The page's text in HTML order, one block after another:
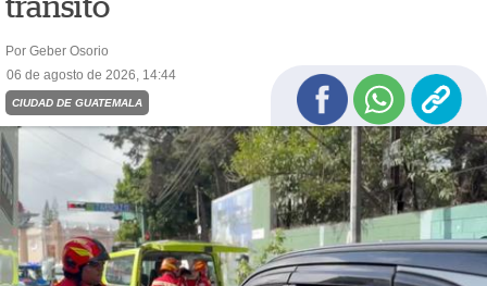
tránsito
Por Geber Osorio
06 de agosto de 2026, 14:44
CIUDAD DE GUATEMALA